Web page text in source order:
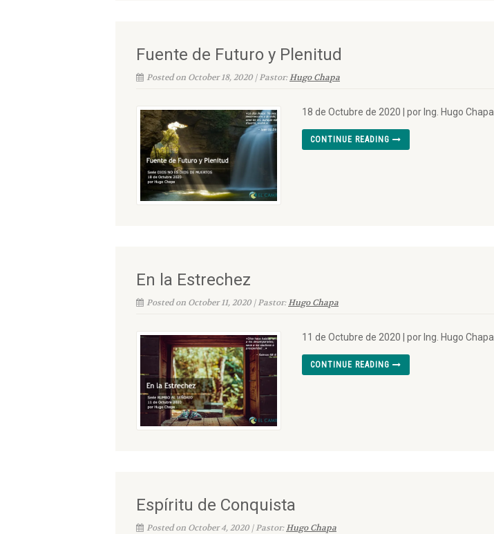
Fuente de Futuro y Plenitud
Posted on October 18, 2020 | Pastor:Hugo Chapa
18 de Octubre de 2020 | por Ing. Hugo Chapa
CONTINUE READING
En la Estrechez
Posted on October 11, 2020 | Pastor:Hugo Chapa
11 de Octubre de 2020 | por Ing. Hugo Chapa
CONTINUE READING
Espíritu de Conquista
Posted on October 4, 2020 | Pastor:Hugo Chapa